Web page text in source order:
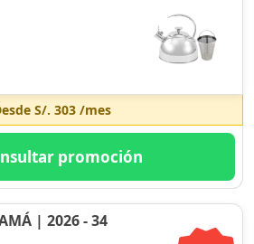
S/. 303/mes
promoción
| 2026 - 34